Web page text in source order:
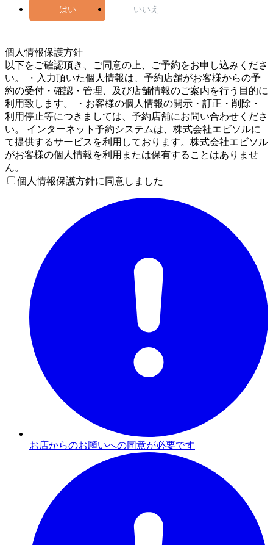
はい いいえ
個人情報保護方針
以下をご確認頂き、ご同意の上、ご予約をお申し込みくださ
い。 ・入力頂いた個人情報は、予約店舗がお客様からの予
約の受付・確認・管理、及び店舗情報のご案内を行う目的に
利用致します。 ・お客様の個人情報の開示・訂正・削除・
利用停止等につきましては、予約店舗にお問い合わせくださ
い。 インターネット予約システムは、株式会社エビソルに
て提供するサービスを利用しております。株式会社エビソル
がお客様の個人情報を利用または保有することはありませ
ん。
個人情報保護方針に同意しました
お店からのお願いへの同意が必要です